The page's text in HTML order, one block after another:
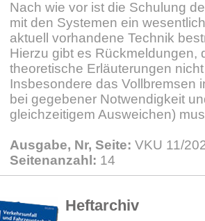
Nach wie vor ist die Schulung
mit den Systemen ein
aktuell vorhandene Technik
Hierzu gibt es Rückmeldungen,
theoretische Erläuterungen
Insbesondere das Vollbremsen
bei gegebener Notwendigkeit
gleichzeitigem Ausweichen)
Ausgabe, Nr, Seite: VKU 11/
Seitenanzahl: 14
Heftarchiv